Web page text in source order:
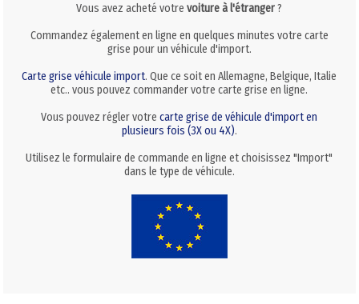
Vous avez acheté votrevoiture à l'étranger?
Commandez également en ligne en quelques minutes votre carte
grise pour un véhicule d'import.
Carte grise véhicule import. Que ce soit en Allemagne, Belgique, Italie
etc.. vous pouvez commander votre carte grise en ligne.
Vous pouvez régler votrecarte grise de véhicule d'import en
plusieurs fois (3X ou 4X).
Utilisez le formulaire de commande en ligne et choisissez "Import"
dans le type de véhicule.